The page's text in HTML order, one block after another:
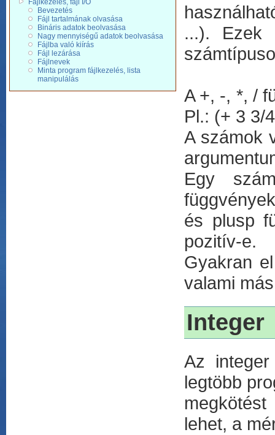
Fájlkezelés, fájl I/O
Bevezetés
Fájl tartalmának olvasása
Bináris adatok beolvasása
Nagy mennyiségű adatok beolvasása
Fájlba való kiírás
Fájl lezárása
Fájlnevek
Minta program fájlkezelés, lista
manipulálás
...). Ezek
A +, -, *, /
Pl.: (+ 3 3/
A számok
Egy
és plusp
pozitív-e.
Gyakran
valami
Integer
Az
legtöbb
lehet, a